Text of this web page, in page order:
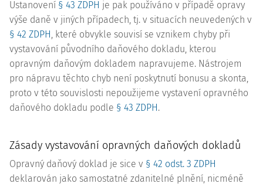
Ustanovení § 43 ZDPH je pak používáno v případě opravy
výše daně v jiných případech, tj. v situacích neuvedených v
§ 42 ZDPH, které obvykle souvisí se vznikem chyby při
vystavování původního daňového dokladu, kterou
opravným daňovým dokladem napravujeme. Nástrojem
pro nápravu těchto chyb není poskytnutí bonusu a skonta,
proto v této souvislosti nepoužijeme vystavení opravného
daňového dokladu podle § 43 ZDPH.
Zásady vystavování opravných daňových dokladů
Opravný daňový doklad je sice v § 42 odst. 3 ZDPH
deklarován jako samostatné zdanitelné plnění, nicméně